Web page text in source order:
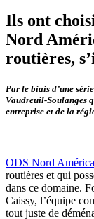
Ils ont
Nord
routières,
Par le biais d’une
Vaudreuil-Soulanges
entreprise et de la
ODS Nord
routières et qui
dans ce domaine.
Caissy, l’équipe
tout juste de